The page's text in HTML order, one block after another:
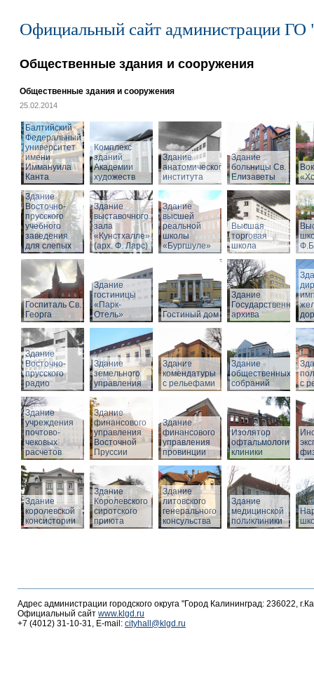
Официальный сайт администрации ГО
Общественные здания и сооружения
Общественные здания и сооружения
25.02.2014
Балтийский
Федеральный
университет
имени
Иммануила
Канта
Комплекс
зданий
Академии
художеств
Здание
анатомического
института
Здание
больницы Св.
Елизаветы
Здание
Восточно-
прусского
учебного
заведения
для слепых
Здание
выставочного
зала
«Кунстхалле»
(арх. Ф. Ларс)
Здание
высшей
реальной
школы
«Бургшуле»
Высшая
торговая
школа
Госпиталь Св.
Георга
Здание
гостиницы
«Парк-
Отель»
Гостиный дом
Здание
Государственного
архива
Здание
Восточно-
прусского
радио
Здание
земельного
управления
Здание
комендатуры
с рельефами
Здание
общественных
собраний
с
Здание
учреждения
почтово-
чековых
расчетов
Здание
финансового
управления
Восточной
Пруссии
Здание
финансового
управления
провинции
Изолятор
клиники
Здание
королевской
консистории
Здание
Королевского
сиротского
приюта
Здание
литовского
генерального
консульства
Здание
медицинской
поликлиники
Адрес администрации городского округа "Город Калининград: 236022,
Официальный сайт www.klgd.ru
+7 (4012) 31-10-31, E-mail: cityhall@klgd.ru